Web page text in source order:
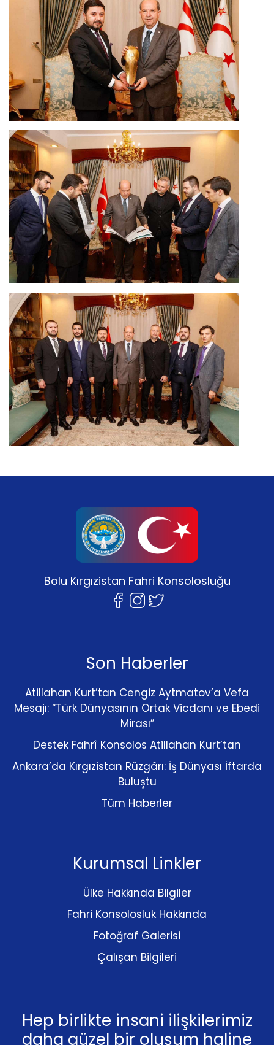
Bolu Kırgızistan Fahri Konsolosluğu
Son Haberler
Atillahan Kurt’tan Cengiz Aytmatov’a Vefa
Mesajı: “Türk Dünyasının Ortak Vicdanı ve Ebedi
Mirası”
Destek Fahrî Konsolos Atillahan Kurt’tan
Ankara’da Kırgızistan Rüzgârı: İş Dünyası İftarda
Buluştu
Tüm Haberler
Kurumsal Linkler
Ülke Hakkında Bilgiler
Fahri Konsolosluk Hakkında
Fotoğraf Galerisi
Çalışan Bilgileri
Hep birlikte insani ilişkilerimiz
daha güzel bir oluşum haline